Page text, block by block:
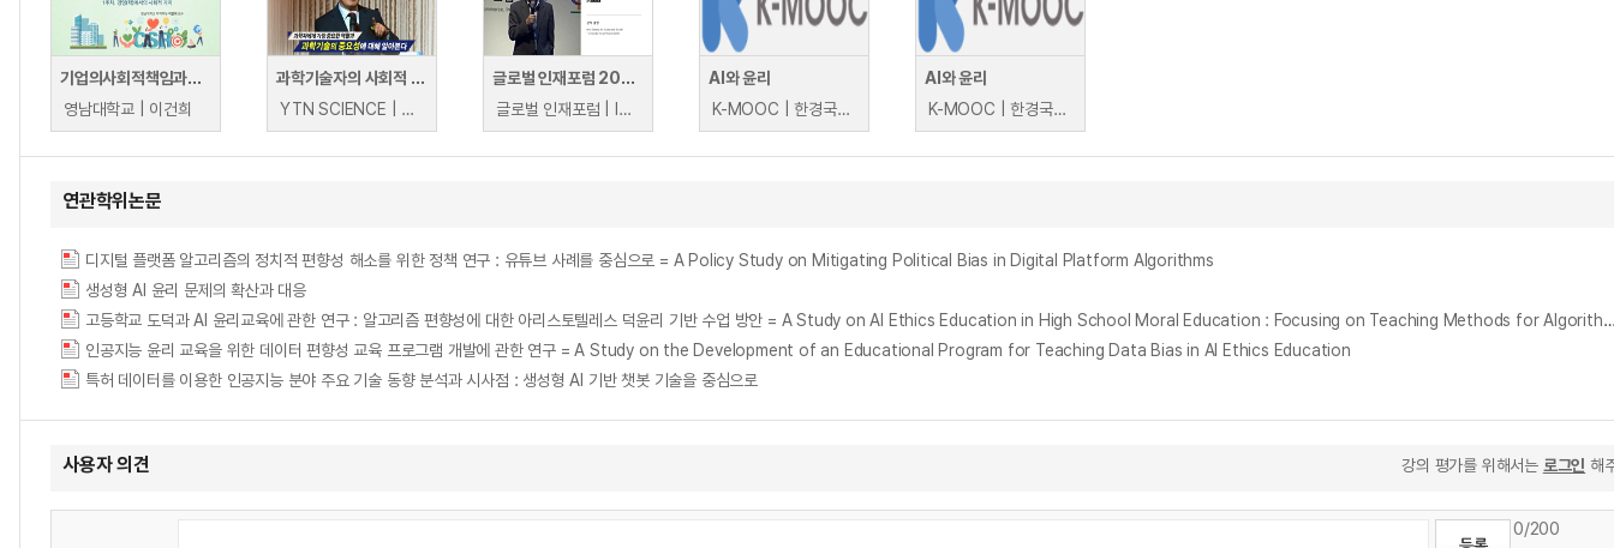
기업의사회적책임과지속가능경영
영남대학교 | 이건희
과학기술자의 사회적 책임
YTN SCIENCE | YTN SCIENCE
글로벌 인재포럼 2007: 기업의 지속적인 성장을 위한 전략-기업의 사회적 책임
글로벌 인재포럼 | Iwao Taka, Hyung-Cheol Kim, Vivienne K. Tan
AI와 윤리
K-MOOC | 한경국립대학교 김원철, 이정민
AI와 윤리
K-MOOC | 한경국립대학교 김원철, 이정민
연관학위논문
디지털 플랫폼 알고리즘의 정치적 편향성 해소를 위한 정책 연구 : 유튜브 사례를 중심으로 = A Policy Study on Mitigating Political Bias in Digital Platform Algorithms
생성형 AI 윤리 문제의 확산과 대응
고등학교 도덕과 AI 윤리교육에 관한 연구 : 알고리즘 편향성에 대한 아리스토텔레스 덕윤리 기반 수업 방안 = A Study on AI Ethics Education in High
인공지능 윤리 교육을 위한 데이터 편향성 교육 프로그램 개발에 관한 연구 = A Study on the Development of an Educational Program for Teaching Data Bias in AI Ethics Education
특허 데이터를 이용한 인공지능 분야 주요 기술 동향 분석과 시사점 : 생성형 AI 기반 챗봇 기술을 중심으로
사용자 의견 강의 평가를 위해서는 로그인 해
0/200